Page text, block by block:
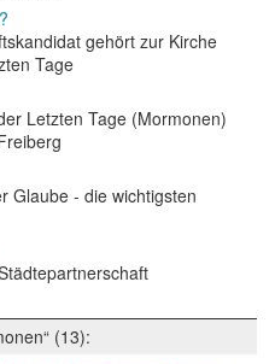
gehört zur Kirche
Tage
Letzten Tage (Mormonen)
Glaube - die wichtigsten
(13):